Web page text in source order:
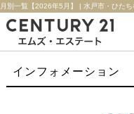
インフォメーション